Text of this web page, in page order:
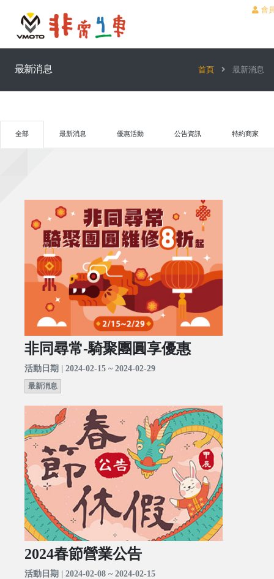
會
最新消息 首頁 最新消息
全部 最新消息 優惠活動 公告資訊 特約商家
非同尋常-騎聚團圓享優惠
活動日期 | 2024-02-15 ~ 2024-02-29
最新消息
2024春節營業公告
活動日期 | 2024-02-08 ~ 2024-02-15